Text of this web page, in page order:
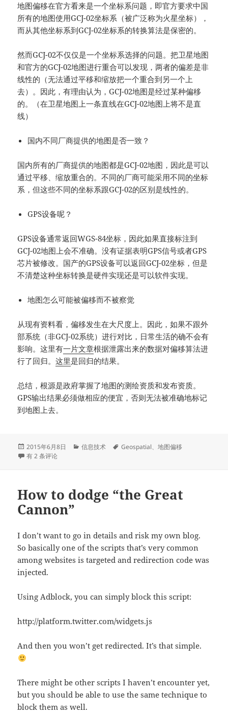
地图偏移在官方看来是一个坐标系问题，即官方要求中国
所有的地图使用GCJ-02坐标系（被广泛称为火星坐标），
而从其他坐标系到GCJ-02坐标系的转换算法是保密的。
然而GCJ-02不仅仅是一个坐标系选择的问题。把卫星地图
和官方的GCJ-02地图进行重合可以发现，两者的偏差是非
线性的（无法通过平移和缩放把一个重合到另一个上
去）。因此，有理由认为，GCJ-02地图是经过某种偏移
的。（在卫星地图上一条直线在GCJ-02地图上将不是直
线）
国内不同厂商提供的地图是否一致？
国内所有的厂商提供的地图都是GCJ-02地图，因此是可以
通过平移、缩放重合的。不同的厂商可能采用不同的坐标
系，但这些不同的坐标系跟GCJ-02的区别是线性的。
GPS设备呢？
GPS设备通常返回WGS-84坐标，因此如果直接标注到
GCJ-02地图上会不准确。没有证据表明GPS信号或者GPS
芯片被修改。国产的GPS设备可以返回GCJ-02坐标，但是
不清楚这种坐标转换是硬件实现还是可以软件实现。
地图怎么可能被偏移而不被察觉
从现有资料看，偏移发生在大尺度上。因此，如果不跟外
部系统（非GCJ-02系统）进行对比，日常生活的确不会有
影响。这里有一片文章根据泄露出来的数据对偏移算法进
行了回归。这里是回归的结果。
总结，根源是政府掌握了地图的测绘资质和发布资质。
GPS输出结果必须做相应的便宜，否则无法被准确地标记
到地图上去。
发
布
2015年6月8日
分
信息技术
标
Geospatial、地图偏移
关于中国地图坐标偏移
有 2 条评论
How to dodge “the Great
Cannon”
I don’t want to go in details and risk my own blog.
So basically one of the scripts that’s very common
among websites is targeted and redirection code was
injected.
Using Adblock, you can simply block this script:
http://platform.twitter.com/widgets.js
And then you won’t get redirected. It’s that simple.
There might be other scripts I haven’t encounter yet,
but you should be able to use the same technique to
block them as well.